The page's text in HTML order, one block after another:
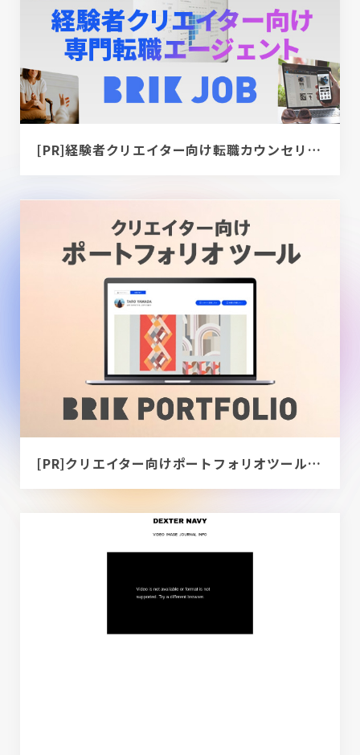
[PR]経験者クリエイター向け転職カウンセリング｜デザイナー / ディレクター / エンジニア
[PR]クリエイター向けポートフォリオツール｜BRIK PORTFOLIO